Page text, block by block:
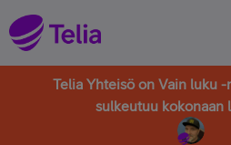
Telia Yhteisö on Vain luku -
sulkeutuu kokonaan